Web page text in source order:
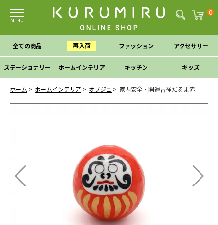
0
全ての商品 再入荷 ファッション アクセサリー
ステーショナリー ホームインテリア キッチン キッズ
ホーム ホームインテリア オブジェ 家内安全・開運吉祥だるま赤